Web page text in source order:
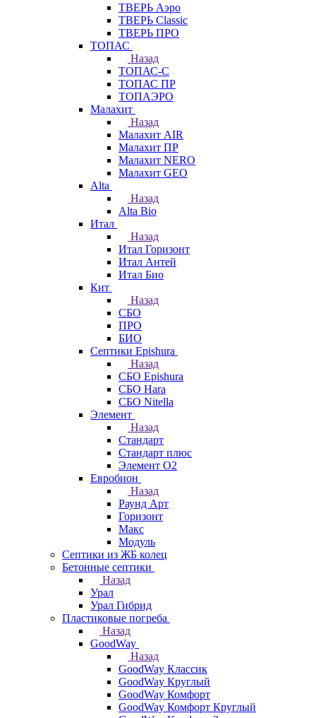
ТВЕРЬ Аэро
ТВЕРЬ Classic
ТВЕРЬ ПРО
ТОПАС
Назад
ТОПАС-С
ТОПАС ПР
ТОПАЭРО
Малахит
Назад
Малахит AIR
Малахит ПР
Малахит NERO
Малахит GEO
Alta
Назад
Alta Bio
Итал
Назад
Итал Горизонт
Итал Антей
Итал Био
Кит
Назад
СБО
ПРО
БИО
Септики Epishura
Назад
СБО Epishura
СБО Hara
СБО Nitella
Элемент
Назад
Стандарт
Стандарт плюс
Элемент О2
Евробион
Назад
Раунд Арт
Горизонт
Макс
Модуль
Септики из ЖБ колец
Бетонные септики
Назад
Урал
Урал Гибрид
Пластиковые погреба
Назад
GoodWay
Назад
GoodWay Классик
GoodWay Круглый
GoodWay Комфорт
GoodWay Комфорт Круглый